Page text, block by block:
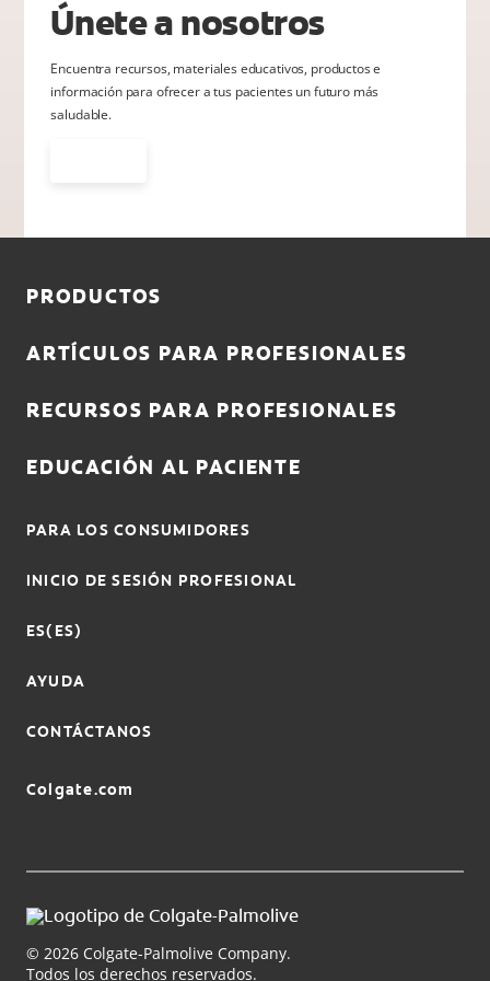
Únete a nosotros
Encuentra recursos, materiales educativos, productos e
información para ofrecer a tus pacientes un futuro más
saludable.
PRODUCTOS
ARTÍCULOS PARA PROFESIONALES
RECURSOS PARA PROFESIONALES
EDUCACIÓN AL PACIENTE
PARA LOS CONSUMIDORES
INICIO DE SESIÓN PROFESIONAL
ES(ES)
AYUDA
CONTÁCTANOS
Colgate.com
© 2026 Colgate-Palmolive Company.
Todos los derechos reservados.